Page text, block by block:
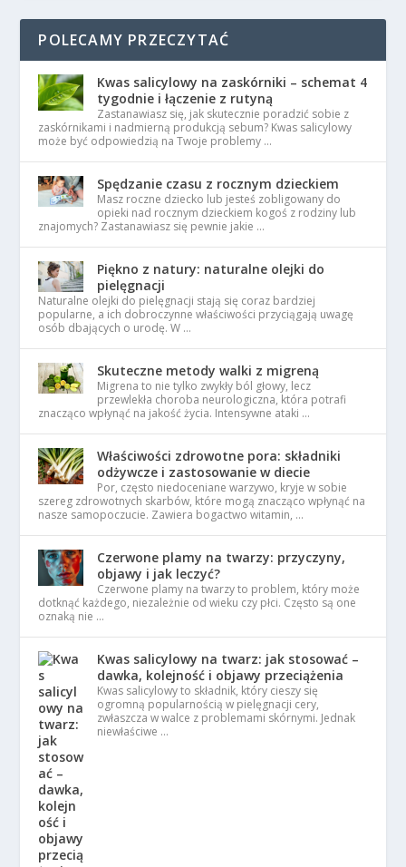
POLECAMY PRZECZYTAĆ
Kwas salicylowy na zaskórniki – schemat 4
tygodnie i łączenie z rutyną
Zastanawiasz się, jak skutecznie poradzić sobie z
zaskórnikami i nadmierną produkcją sebum? Kwas salicylowy
może być odpowiedzią na Twoje problemy …
Spędzanie czasu z rocznym dzieckiem
Masz roczne dziecko lub jesteś zobligowany do
opieki nad rocznym dzieckiem kogoś z rodziny lub
znajomych? Zastanawiasz się pewnie jakie …
Piękno z natury: naturalne olejki do
pielęgnacji
Naturalne olejki do pielęgnacji stają się coraz bardziej
popularne, a ich dobroczynne właściwości przyciągają uwagę
osób dbających o urodę. W …
Skuteczne metody walki z migreną
Migrena to nie tylko zwykły ból głowy, lecz
przewlekła choroba neurologiczna, która potrafi
znacząco wpłynąć na jakość życia. Intensywne ataki …
Właściwości zdrowotne pora: składniki
odżywcze i zastosowanie w diecie
Por, często niedoceniane warzywo, kryje w sobie
szereg zdrowotnych skarbów, które mogą znacząco wpłynąć na
nasze samopoczucie. Zawiera bogactwo witamin, …
Czerwone plamy na twarzy: przyczyny,
objawy i jak leczyć?
Czerwone plamy na twarzy to problem, który może
dotknąć każdego, niezależnie od wieku czy płci. Często są one
oznaką nie …
Kwas salicylowy na twarz: jak stosować –
dawka, kolejność i objawy przeciążenia
Kwas salicylowy to składnik, który cieszy się
ogromną popularnością w pielęgnacji cery,
zwłaszcza w walce z problemami skórnymi. Jednak
niewłaściwe …